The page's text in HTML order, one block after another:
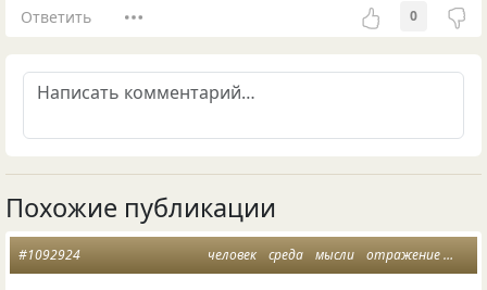
Ответить 0
Похожие публикации
человек среда мысли отражение
#1092924